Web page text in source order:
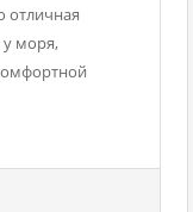
отличная
у моря,